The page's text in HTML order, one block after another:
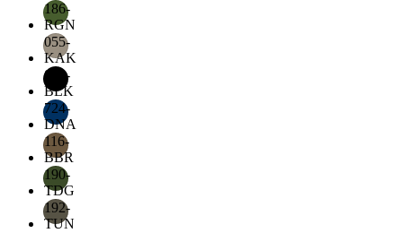
186-
RGN
055-
KAK
019-
BLK
724-
DNA
116-
BBR
190-
TDG
192-
TUN